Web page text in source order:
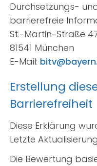
Durchsetzungs-
barrierefreie
St.-Martin-Straße
81541 München
E-Mail:
Erstellung
Barrierefreiheit
Diese Erklärung
Letzte Aktualisierung:
Die Bewertung